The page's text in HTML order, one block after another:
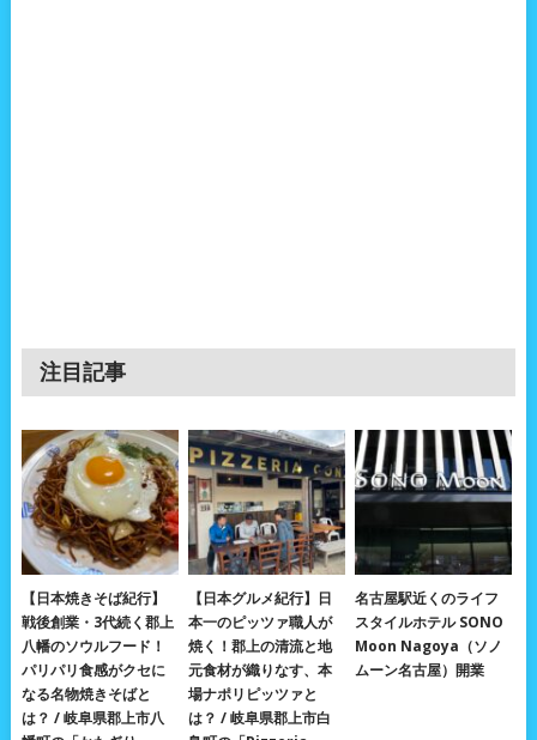
注目記事
【日本焼きそば紀行】
戦後創業・3代続く郡上
八幡のソウルフード！
パリパリ食感がクセに
なる名物焼きそばと
は？ / 岐阜県郡上市八
【日本グルメ紀行】日
本一のピッツァ職人が
焼く！郡上の清流と地
元食材が織りなす、本
場ナポリピッツァと
は？ / 岐阜県郡上市白
名古屋駅近くのライフ
スタイルホテル SONO
Moon Nagoya（ソノ
ムーン名古屋）開業